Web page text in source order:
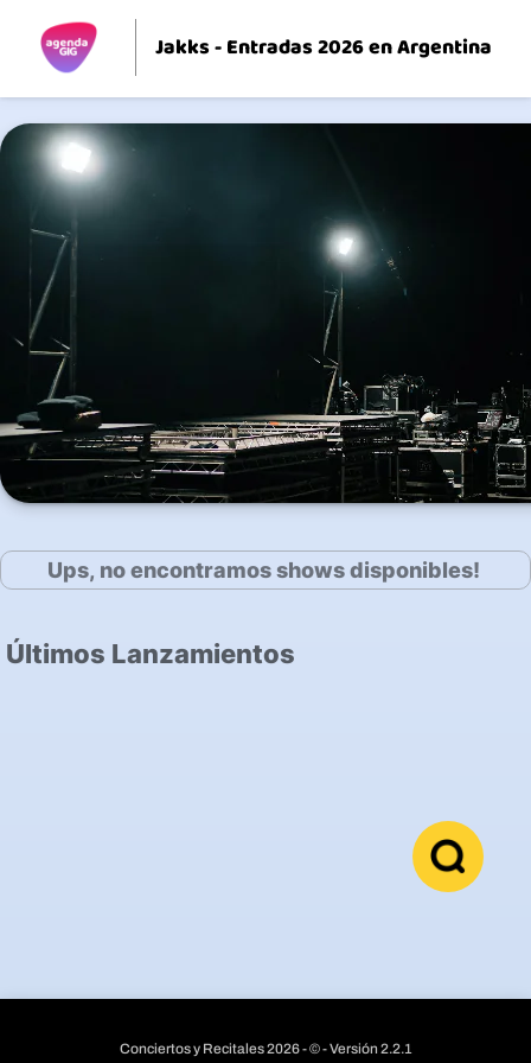
Jakks - Entradas 2026 en Argentina
Ups, no encontramos shows disponibles!
Últimos Lanzamientos
Conciertos y Recitales 2026 - © - Versión 2.2.1